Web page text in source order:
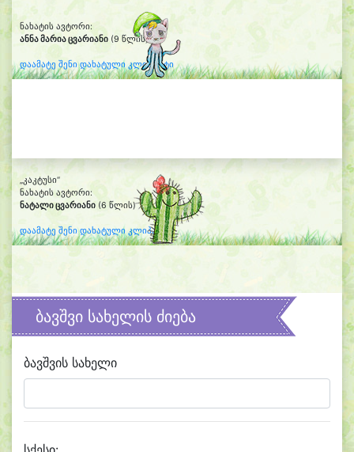
ნახატის ავტორი:
ანნა მარია ცვარიანი (9 წლის)
დაამატე შენი დახატული კლიპარტი
„კაკტუსი“
ნახატის ავტორი:
ნატალი ცვარიანი (6 წლის)
დაამატე შენი დახატული კლიპარტი
ბავშვი სახელის ძიება
ბავშვის სახელი